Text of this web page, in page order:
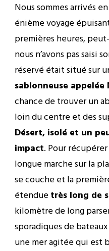
Nous sommes arrivés
énième voyage
premières heures,
nous n’avons pas saisi
réservé était situé sur
sablonneuse appelée
chance de trouver un
loin du centre et des
Désert, isolé et un
impact. Pour
longue marche sur la
se couche et la
étenduetrès long de
kilomètre de long
sporadiques de
une mer agitée qui est